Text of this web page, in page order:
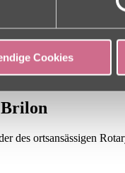
Cookies
des ortsansässigen